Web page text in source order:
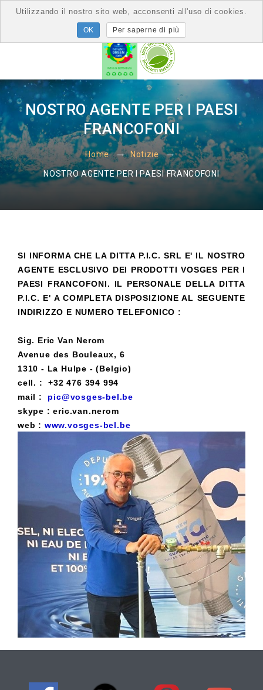
NOSTRO AGENTE PER I PAESI
FRANCOFONI
Home Notizie
NOSTRO AGENTE PER I PAESI FRANCOFONI
SI INFORMA CHE LA DITTA P.I.C. SRL E' IL NOSTRO
AGENTE ESCLUSIVO DEI PRODOTTI VOSGES PER I
PAESI FRANCOFONI. IL PERSONALE DELLA DITTA
P.I.C. E' A COMPLETA DISPOSIZIONE AL SEGUENTE
INDIRIZZO E NUMERO TELEFONICO :
Sig. Eric Van Nerom
Avenue des Bouleaux, 6
1310 - La Hulpe - (Belgio)
cell. : +32 476 394 994
mail : pic@vosges-bel.be
skype : eric.van.nerom
web : www.vosges-bel.be
Utilizzando il nostro sito web, acconsenti all'uso di cookies.
Per saperne di più